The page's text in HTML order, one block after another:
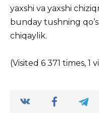
yaxshi va yaxshi
bunday tushning
chiqaylik.
(Visited 6 371 times, 1